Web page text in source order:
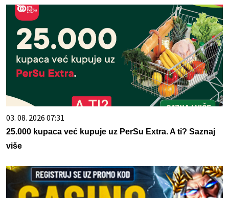
03. 08. 2026 07:31
25.000 kupaca već kupuje uz PerSu Extra. A ti? Saznaj
više